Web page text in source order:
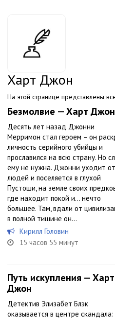
Харт Джон
На этой странице представлены
Безмолвие — Харт Джон
Десять лет назад Джонни
Мерримон стал героем – он
личность серийного убийцы и
прославился на всю страну. Но
ему не нужна. Джонни уходит от
людей и поселяется в глухой
Пустоши, на земле своих
где находит покой и… нечто
большее. Там, вдали от
в полной тишине он...
Кирилл Головин
15 часов 55 минут
Путь искупления — Харт
Джон
Детектив Элизабет Блэк
оказывается в центре скандала: